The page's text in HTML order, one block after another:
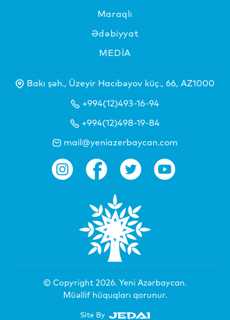
Maraqlı
Ədəbiyyat
MEDİA
Bakı şəh., Üzeyir Hacıbəyov küç., 66, AZ1000
+994(12)493-16-94
+994(12)498-19-84
mail@yeniazerbaycan.com
© Copyright 2026. Yeni Azərbaycan.
Müəllif hüquqları qorunur.
Site By